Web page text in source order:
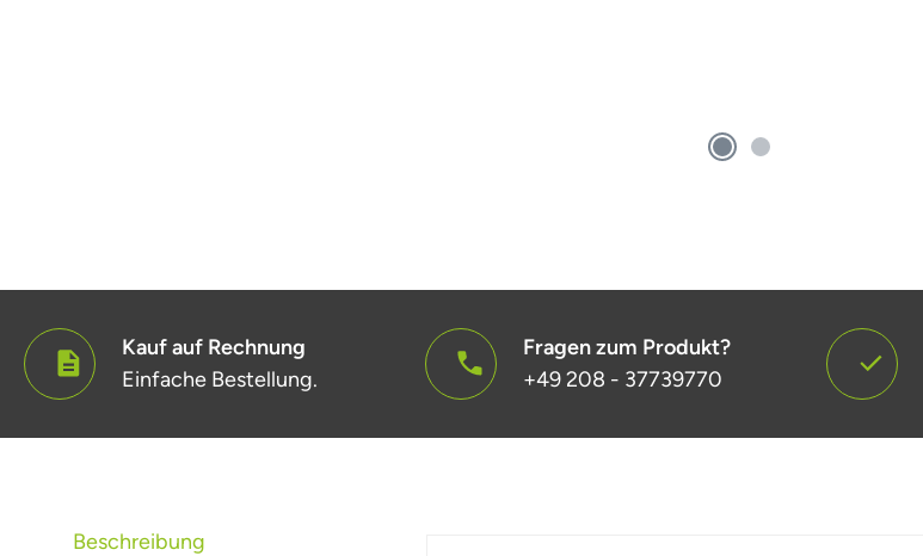
Kauf auf Rechnung
Einfache Bestellung.
Fragen zum Produkt?
+49 208 - 37739770
Beschreibung